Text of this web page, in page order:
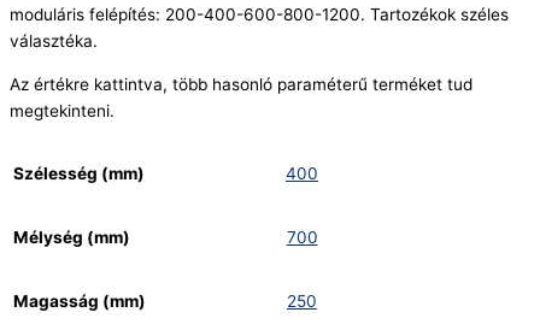
moduláris felépítés: 200-400-600-800-1200. Tartozékok széles
választéka.
Az értékre kattintva, több hasonló paraméterű terméket tud
megtekinteni.
Szélesség (mm) 400
Mélység (mm) 700
Magasság (mm) 250